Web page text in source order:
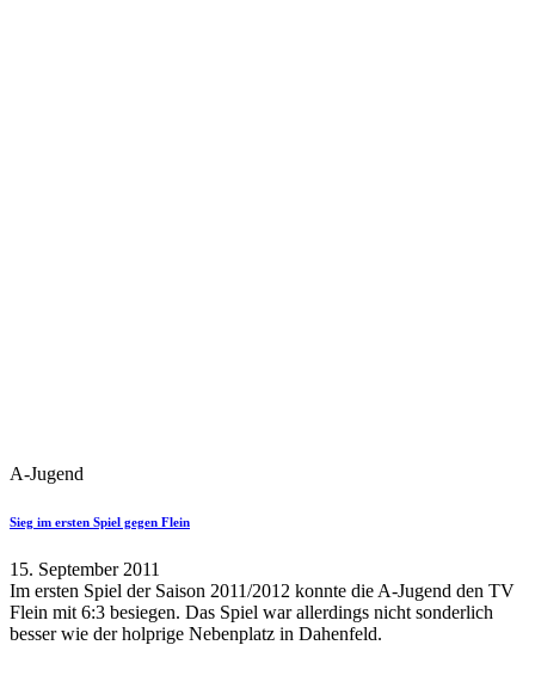
A-Jugend
Sieg im ersten Spiel gegen Flein
15. September 2011
Im ersten Spiel der Saison 2011/2012 konnte die A-Jugend den TV
Flein mit 6:3 besiegen. Das Spiel war allerdings nicht sonderlich
besser wie der holprige Nebenplatz in Dahenfeld.